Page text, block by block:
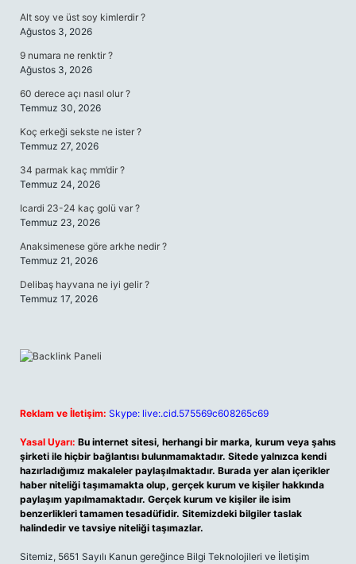
Alt soy ve üst soy kimlerdir ?
Ağustos 3, 2026
9 numara ne renktir ?
Ağustos 3, 2026
60 derece açı nasıl olur ?
Temmuz 30, 2026
Koç erkeği sekste ne ister ?
Temmuz 27, 2026
34 parmak kaç mm’dir ?
Temmuz 24, 2026
Icardi 23-24 kaç golü var ?
Temmuz 23, 2026
Anaksimenese göre arkhe nedir ?
Temmuz 21, 2026
Delibaş hayvana ne iyi gelir ?
Temmuz 17, 2026
Reklam ve İletişim: Skype: live:.cid.575569c608265c69
Yasal Uyarı: Bu internet sitesi, herhangi bir marka, kurum veya şahıs
şirketi ile hiçbir bağlantısı bulunmamaktadır. Sitede yalnızca kendi
hazırladığımız makaleler paylaşılmaktadır. Burada yer alan içerikler
haber niteliği taşımamakta olup, gerçek kurum ve kişiler hakkında
paylaşım yapılmamaktadır. Gerçek kurum ve kişiler ile isim
benzerlikleri tamamen tesadüfidir. Sitemizdeki bilgiler taslak
halindedir ve tavsiye niteliği taşımazlar.
Sitemiz, 5651 Sayılı Kanun gereğince Bilgi Teknolojileri ve İletişim